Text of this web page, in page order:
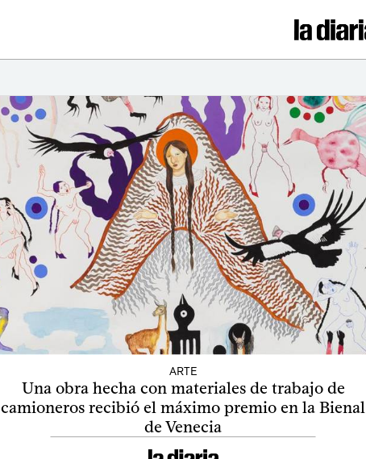
ARTE
Una obra hecha con materiales de trabajo de
camioneros recibió el máximo premio en la Bienal
de Venecia